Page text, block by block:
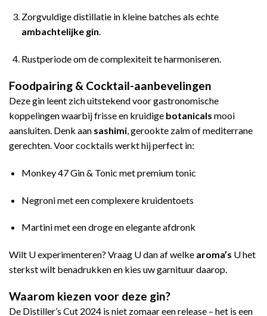
Zorgvuldige distillatie in kleine batches als echte
ambachtelijke gin.
Rustperiode om de complexiteit te harmoniseren.
Foodpairing & Cocktail-aanbevelingen
Deze gin leent zich uitstekend voor gastronomische
koppelingen waarbij frisse en kruidige botanicals mooi
aansluiten. Denk aan sashimi, gerookte zalm of mediterrane
gerechten. Voor cocktails werkt hij perfect in:
Monkey 47 Gin & Tonic met premium tonic
Negroni met een complexere kruidentoets
Martini met een droge en elegante afdronk
Wilt U experimenteren? Vraag U dan af welke aroma’s U het
sterkst wilt benadrukken en kies uw garnituur daarop.
Waarom kiezen voor deze gin?
De Distiller’s Cut 2024 is niet zomaar een release – het is een